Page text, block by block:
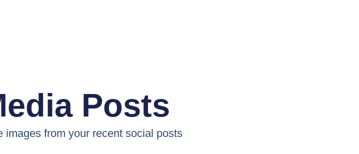
Posts
images from your recent social posts